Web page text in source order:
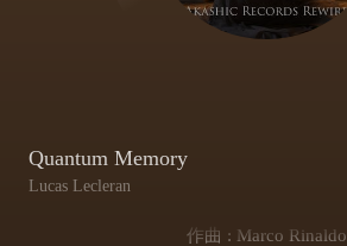
Quantum Memory
Lucas Lecleran
作曲 : Marco Rinaldo